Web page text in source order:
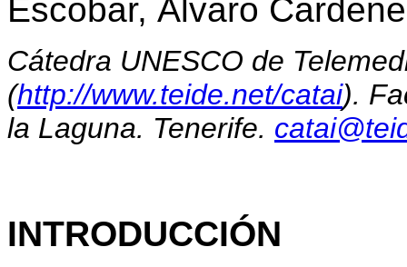
Escobar, Álvaro
Cátedra UNESCO de
(http://www.teide.net/catai).
la Laguna. Tenerife.
INTRODUCCIÓN